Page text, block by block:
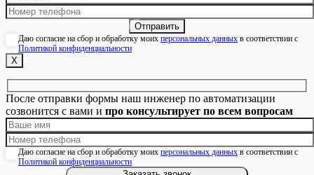
Даю согласие на сбор и обработку моих персональных данных в соответствии с
Политикой конфиденциальности
Х
После отправки формы наш инженер по автоматизации
созвонится с вами и про консультирует по всем вопросам
Даю согласие на сбор и обработку моих персональных данных в соответствии с
Политикой конфиденциальности